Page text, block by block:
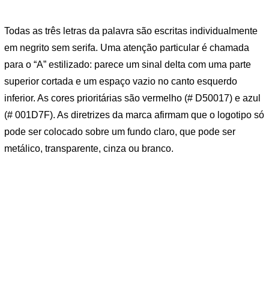
Todas as três letras da palavra são escritas individualmente
em negrito sem serifa. Uma atenção particular é chamada
para o “A” estilizado: parece um sinal delta com uma parte
superior cortada e um espaço vazio no canto esquerdo
inferior. As cores prioritárias são vermelho (# D50017) e azul
(# 001D7F). As diretrizes da marca afirmam que o logotipo só
pode ser colocado sobre um fundo claro, que pode ser
metálico, transparente, cinza ou branco.